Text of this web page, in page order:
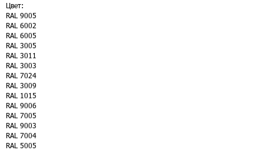
Цвет:
RAL 9005
RAL 6002
RAL 6005
RAL 3005
RAL 3011
RAL 3003
RAL 7024
RAL 3009
RAL 1015
RAL 9006
RAL 7005
RAL 9003
RAL 7004
RAL 5005